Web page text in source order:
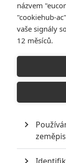
Jak se na
V zámořských
kauza, která by
kritickou obec.
začít vycházet
ucházet o
k posouzení
embargo se tím
magazínu David
názvem
"cookiehub-
vaše signály
12 měsíců.